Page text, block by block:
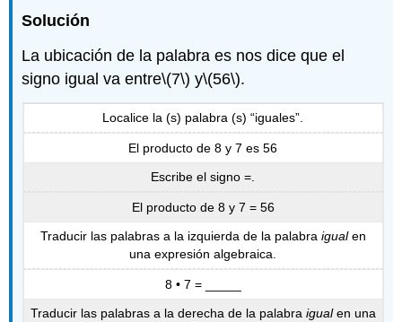
Solución
La ubicación de la palabra es nos dice que el
signo igual va entre\(7\) y\(56\).
Localice la (s) palabra (s) “iguales”.
El producto de 8 y 7 es 56
Escribe el signo =.
El producto de 8 y 7 = 56
Traducir las palabras a la izquierda de la palabra igualen
una expresión algebraica.
8 • 7 = _____
Traducir las palabras a la derecha de la palabra igualen una